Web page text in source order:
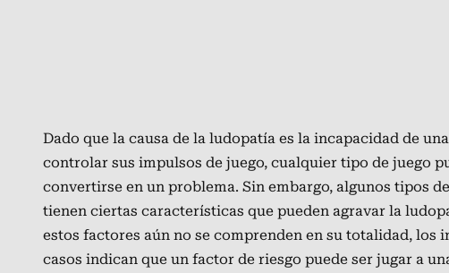
Dado que la causa de la ludopatía es la incapacidad de
controlar sus impulsos de juego, cualquier tipo de juego
convertirse en un problema. Sin embargo, algunos tipos
tienen ciertas características que pueden agravar la
estos factores aún no se comprenden en su totalidad, los
casos indican que un factor de riesgo puede ser jugar a